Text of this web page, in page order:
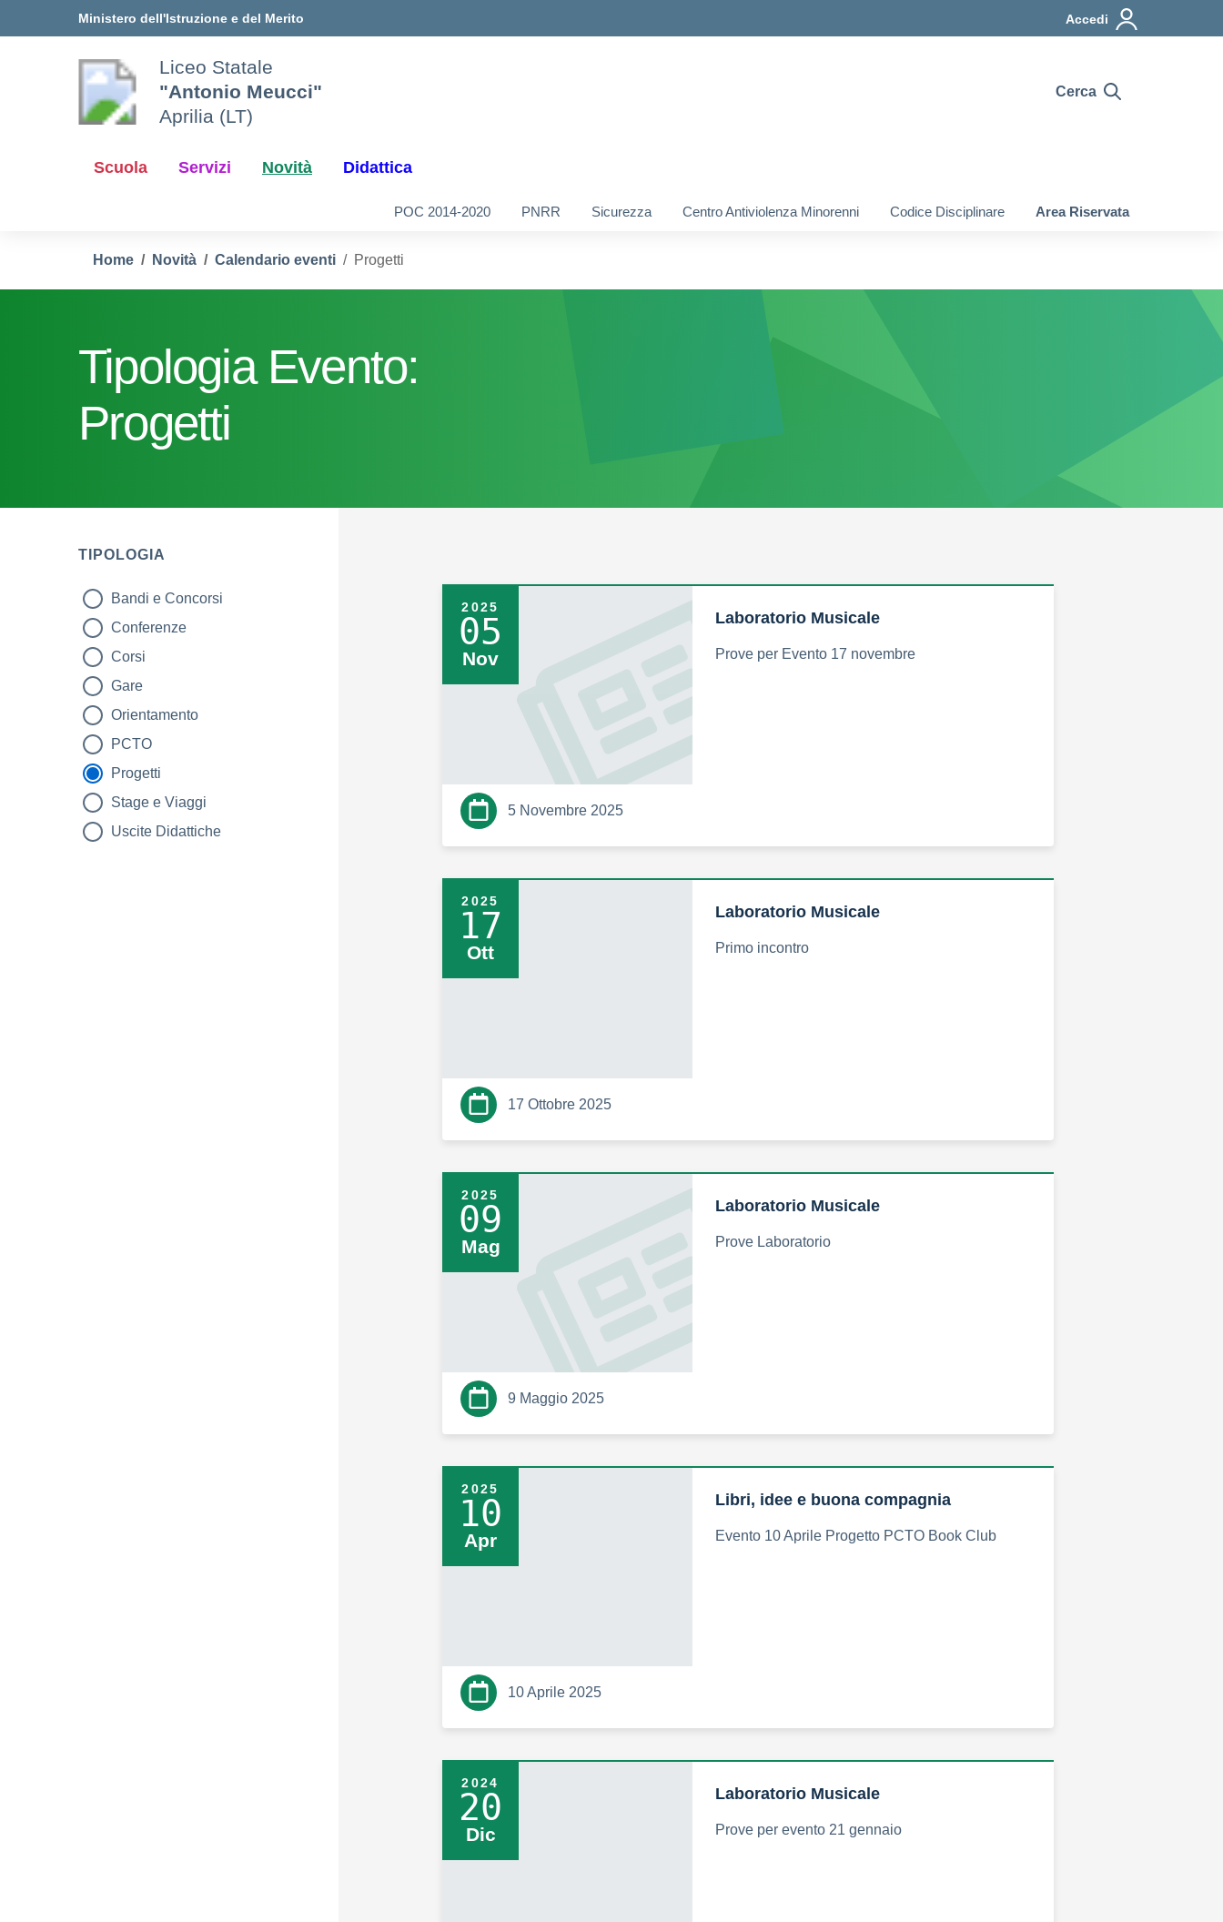
Ministero dell'Istruzione e del Merito Accedi
Liceo Statale
"Antonio Meucci"
Aprilia (LT)
Cerca
Scuola Servizi Novità Didattica
POC 2014-2020 PNRR Sicurezza Centro Antiviolenza Minorenni Codice Disciplinare Area Riservata
Home Novità Calendario eventi Progetti
Tipologia Evento:
Progetti
TIPOLOGIA
tipologia di articoli
Bandi e Concorsi
Conferenze
Corsi
Gare
Orientamento
PCTO
Progetti
Stage e Viaggi
Uscite Didattiche
2025
05
Nov
Laboratorio Musicale
Prove per Evento 17 novembre
5 Novembre 2025
2025
17
Ott
Laboratorio Musicale
Primo incontro
17 Ottobre 2025
2025
09
Mag
Laboratorio Musicale
Prove Laboratorio
9 Maggio 2025
2025
10
Apr
Libri, idee e buona compagnia
Evento 10 Aprile Progetto PCTO Book Club
10 Aprile 2025
2024
20
Dic
Laboratorio Musicale
Prove per evento 21 gennaio